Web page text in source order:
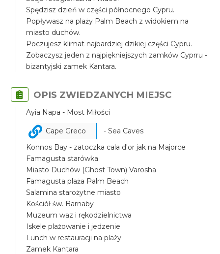
Spędzisz dzień w części północnego Cypru.
Popływasz na plaży Palm Beach z widokiem na
miasto duchów.
Poczujesz klimat najbardziej dzikiej części Cypru.
Zobaczysz jeden z najpiękniejszych zamków Cyprru -
bizantyjski zamek Kantara.
OPIS ZWIEDZANYCH MIEJSC
Ayia Napa - Most Miłości
Cape Greco
- Sea Caves
Konnos Bay - zatoczka cala d'or jak na Majorce
Famagusta starówka
Miasto Duchów (Ghost Town) Varosha
Famagusta plaża Palm Beach
Salamina starożytne miasto
Kościół św. Barnaby
Muzeum waz i rękodzielnictwa
Iskele plażowanie i jedzenie
Lunch w restauracji na plaży
Zamek Kantara